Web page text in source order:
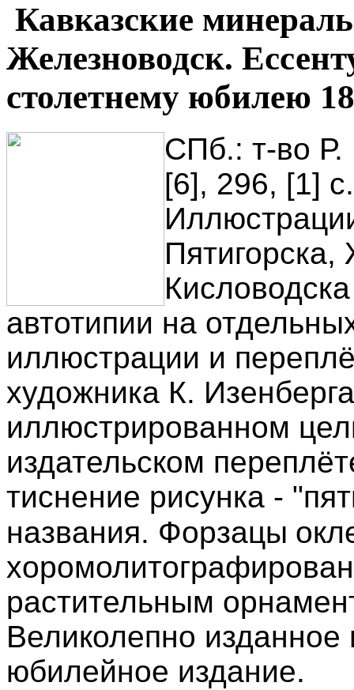
Кавказские
Железноводск.
столетнему юбилею
СПб.: т-во Р.
[6], 296, [1]
Пятигорска,
автотипии на
иллюстрации и
художника К.
иллюстрированном
издательском
тиснение рисунка -
названия. Форзацы
растительным
Великолепно
юбилейное издание.